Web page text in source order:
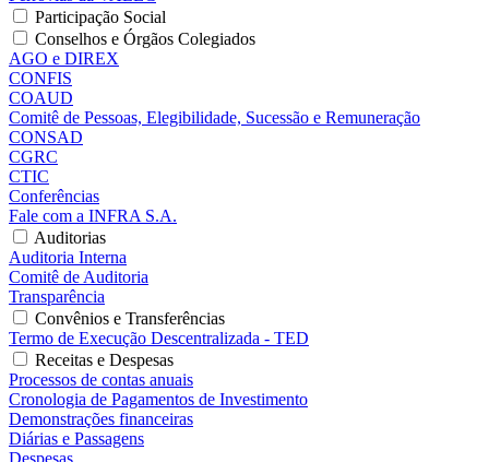
Participação Social
Conselhos e Órgãos Colegiados
AGO e DIREX
CONFIS
COAUD
Comitê de Pessoas, Elegibilidade, Sucessão e Remuneração
CONSAD
CGRC
CTIC
Conferências
Fale com a INFRA S.A.
Auditorias
Auditoria Interna
Comitê de Auditoria
Transparência
Convênios e Transferências
Termo de Execução Descentralizada - TED
Receitas e Despesas
Processos de contas anuais
Cronologia de Pagamentos de Investimento
Demonstrações financeiras
Diárias e Passagens
Despesas